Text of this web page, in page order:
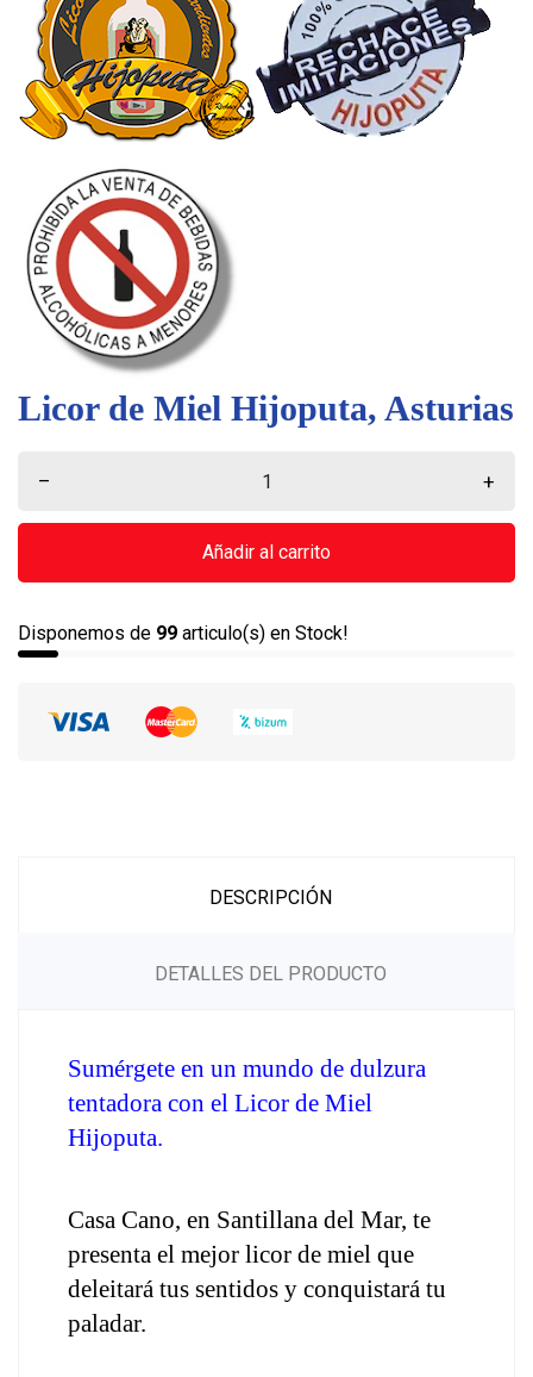
Licor de Miel Hijoputa, Asturias
– +
Añadir al carrito
Disponemos de 99 articulo(s) en Stock!
DESCRIPCIÓN
DETALLES DEL PRODUCTO
Sumérgete en un mundo de dulzura
tentadora con el Licor de Miel
Hijoputa.
Casa Cano, en Santillana del Mar, te
presenta el mejor licor de miel que
deleitará tus sentidos y conquistará tu
paladar.